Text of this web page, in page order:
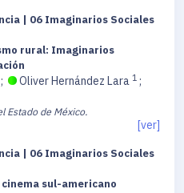
| 06 Imaginarios Sociales
rural: Imaginarios
; Oliver Hernández Lara 1 ;
Estado de México.
[ver]
| 06 Imaginarios Sociales
sul-americano